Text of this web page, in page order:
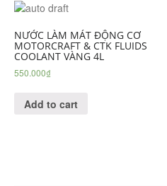
NƯỚC LÀM MÁT ĐỘNG CƠ
MOTORCRAFT & CTK FLUIDS
COOLANT VÀNG 4L
550.000₫
Add to cart